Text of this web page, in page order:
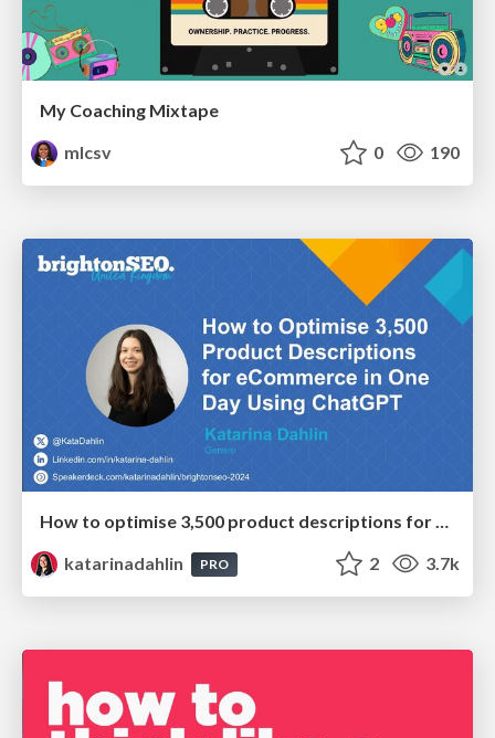
My Coaching Mixtape
mlcsv
0 190
How to optimise 3,500 product descriptions for ecommerce in one day using ChatGPT
katarinadahlin
PRO 2 3.7k